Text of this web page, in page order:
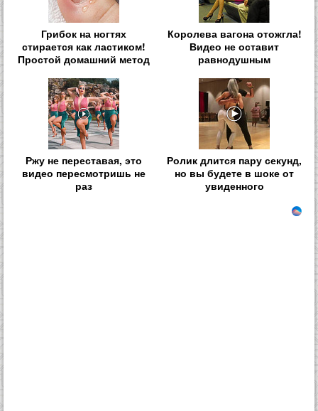
Грибок на ногтях
стирается как ластиком!
Простой домашний метод
Королева вагона отожгла!
Видео не оставит
равнодушным
Ржу не переставая, это
видео пересмотришь не
раз
Ролик длится пару секунд,
но вы будете в шоке от
увиденного